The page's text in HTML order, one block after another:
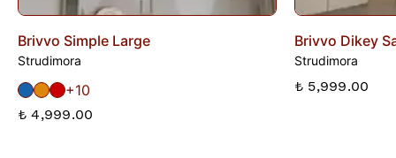
Brivvo Simple Large
Strudimora
+10
₺ 4,999.00
Brivvo Dikey
Strudimora
₺ 5,999.00